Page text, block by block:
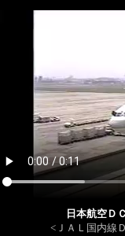
日本航空Ｄ
<ＪＡＬ国内線